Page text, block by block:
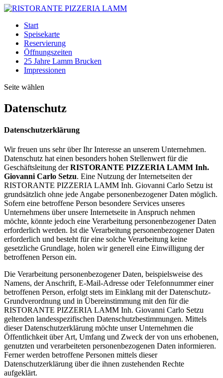
Start
Speisekarte
Reservierung
Öffnungszeiten
25 Jahre Lamm Brucken
Impressionen
Seite wählen
Datenschutz
Datenschutzerklärung
Wir freuen uns sehr über Ihr Interesse an unserem Unternehmen.
Datenschutz hat einen besonders hohen Stellenwert für die
Geschäftsleitung derRISTORANTE PIZZERIA LAMM Inh.
Giovanni Carlo Setzu. Eine Nutzung der Internetseiten der
RISTORANTE PIZZERIA LAMM Inh. Giovanni Carlo Setzu ist
grundsätzlich ohne jede Angabe personenbezogener Daten möglich.
Sofern eine betroffene Person besondere Services unseres
Unternehmens über unsere Internetseite in Anspruch nehmen
möchte, könnte jedoch eine Verarbeitung personenbezogener Daten
erforderlich werden. Ist die Verarbeitung personenbezogener Daten
erforderlich und besteht für eine solche Verarbeitung keine
gesetzliche Grundlage, holen wir generell eine Einwilligung der
betroffenen Person ein.
Die Verarbeitung personenbezogener Daten, beispielsweise des
Namens, der Anschrift, E-Mail-Adresse oder Telefonnummer einer
betroffenen Person, erfolgt stets im Einklang mit der Datenschutz-
Grundverordnung und in Übereinstimmung mit den für die
RISTORANTE PIZZERIA LAMM Inh. Giovanni Carlo Setzu
geltenden landesspezifischen Datenschutzbestimmungen. Mittels
dieser Datenschutzerklärung möchte unser Unternehmen die
Öffentlichkeit über Art, Umfang und Zweck der von uns erhobenen,
genutzten und verarbeiteten personenbezogenen Daten informieren.
Ferner werden betroffene Personen mittels dieser
Datenschutzerklärung über die ihnen zustehenden Rechte
aufgeklärt.